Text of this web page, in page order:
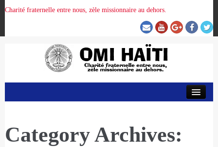
Charité fraternelle entre nous, zèle missionnaire au dehors.
ORGANISATION DE LA PROVINCE
Category Archives: